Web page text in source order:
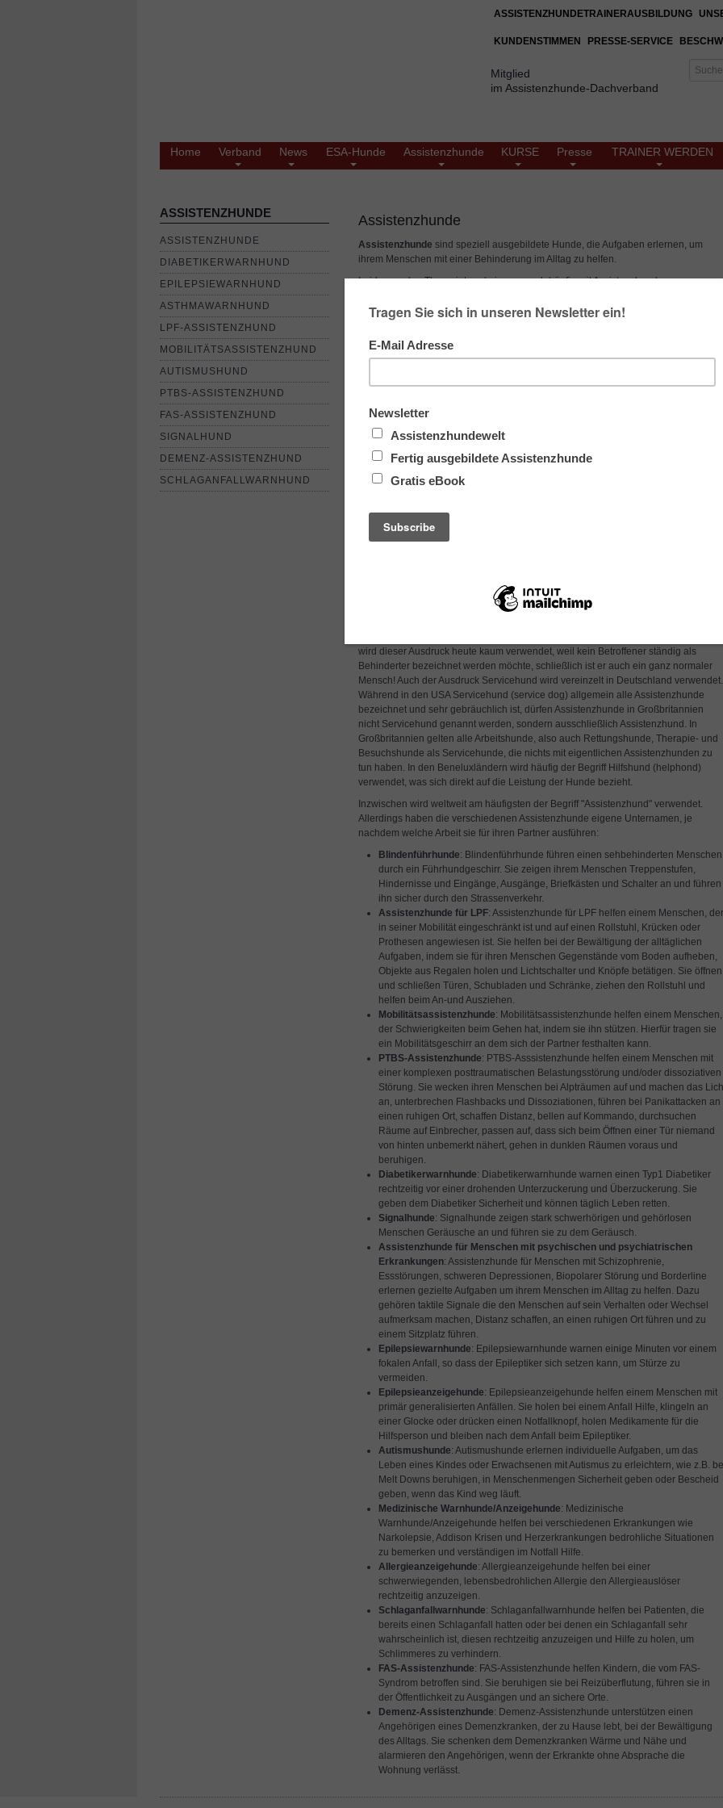
ASSISTENZHUNDETRAINERAUSBILDUNG
KUNDENSTIMMEN PRESSE-SERVICE
Mitglied
im Assistenzhunde-Dachverband
Home Verband News ESA-Hunde Assistenzhunde KURSE Presse TRAINER WERDEN
ASSISTENZHUNDE
ASSISTENZHUNDE
DIABETIKERWARNHUND
EPILEPSIEWARNHUND
ASTHMAWARNHUND
LPF-ASSISTENZHUND
MOBILITÄTSASSISTENZHUND
AUTISMUSHUND
PTBS-ASSISTENZHUND
FAS-ASSISTENZHUND
SIGNALHUND
DEMENZ-ASSISTENZHUND
SCHLAGANFALLWARNHUND
Assistenzhunde
Assistenzhunde sind speziell ausgebildete Hunde, die Aufgaben erlernen, um
ihrem Menschen mit einer Behinderung im Alltag zu helfen.
Leider werden Therapiehunde immer noch häufig mit Assistenzhunden
zu tun und sie haben - im Gegensatz zu Assistenzhunden - keinerlei Rechte in der
Assistenzhunde werden immer nur für einen Menschen ausgebildet und erlernen
mindestens drei Aufgaben, die die Behinderung des Partners direkt mindern. Das
in der Öffentlichkeit einhalten, zum Beispiel dürfen sie nicht schnüffeln und müssen
ausgebildet, um diese Anforderungen zu erfüllen. Sie begleiten ihren behinderten
Menschen 24 Stunden. Der Partner ist auf die Hilfe seines Assistenzhundes
angewiesen, wenn er einkaufen geht oder zum Arzt muss.
z. B. in einer Ergotherapiepraxis - eingesetzt. Hier helfen sie mehreren
Altenheime oder Kindergärten besuchen, helfen vielen verschiedenen Menschen.
Zuletzt werden auch Hunde, die bei einem Menschen mit einer Behinderung leben
und diesen durch ihre Anwesenheit emotional unterstützen, Therapiehunde
erfüllen nicht mindestens drei direkte Aufgaben für "ihren" Menschen mit einer
Behinderung. In den USA werden diese Hunde "emotional support dog"
Therapiehunde sind keine Assistenzhunde.
wird dieser Ausdruck heute kaum verwendet, weil kein Betroffener ständig als
Behinderter bezeichnet werden möchte, schließlich ist er auch ein ganz normaler
Mensch! Auch der Ausdruck Servicehund wird vereinzelt in Deutschland verwendet.
Während in den USA Servicehund (service dog) allgemein alle Assistenzhunde
bezeichnet und sehr gebräuchlich ist, dürfen Assistenzhunde in Großbritannien
nicht Servicehund genannt werden, sondern ausschließlich Assistenzhund. In
Großbritannien gelten alle Arbeitshunde, also auch Rettungshunde, Therapie- und
Besuchshunde als Servicehunde, die nichts mit eigentlichen Assistenzhunden zu
tun haben. In den Beneluxländern wird häufig der Begriff Hilfshund (helphond)
verwendet, was sich direkt auf die Leistung der Hunde bezieht.
Inzwischen wird weltweit am häufigsten der Begriff "Assistenzhund" verwendet.
Allerdings haben die verschiedenen Assistenzhunde eigene Unternamen, je
nachdem welche Arbeit sie für ihren Partner ausführen:
Blindenführhunde: Blindenführhunde führen einen sehbehinderten Menschen
durch ein Führhundgeschirr. Sie zeigen ihrem Menschen Treppenstufen,
Hindernisse und Eingänge, Ausgänge, Briefkästen und Schalter an und führen
ihn sicher durch den Strassenverkehr.
Assistenzhunde für LPF: Assistenzhunde für LPF helfen einem Menschen, der
in seiner Mobilität eingeschränkt ist und auf einen Rollstuhl, Krücken oder
Prothesen angewiesen ist. Sie helfen bei der Bewältigung der alltäglichen
Aufgaben, indem sie für ihren Menschen Gegenstände vom Boden aufheben,
Objekte aus Regalen holen und Lichtschalter und Knöpfe betätigen. Sie öffnen
und schließen Türen, Schubladen und Schränke, ziehen den Rollstuhl und
helfen beim An-und Ausziehen.
Mobilitätsassistenzhunde: Mobilitätsassistenzhunde helfen einem Menschen,
der Schwierigkeiten beim Gehen hat, indem sie ihn stützen. Hierfür tragen sie
ein Mobilitätsgeschirr an dem sich der Partner festhalten kann.
PTBS-Assistenzhunde: PTBS-Asssistenzhunde helfen einem Menschen mit
einer komplexen posttraumatischen Belastungsstörung und/oder dissoziativen
Störung. Sie wecken ihren Menschen bei Alpträumen auf und machen das
an, unterbrechen Flashbacks und Dissoziationen, führen bei Panikattacken an
einen ruhigen Ort, schaffen Distanz, bellen auf Kommando, durchsuchen
Räume auf Einbrecher, passen auf, dass sich beim Öffnen einer Tür niemand
von hinten unbemerkt nähert, gehen in dunklen Räumen voraus und
beruhigen.
Diabetikerwarnhunde: Diabetikerwarnhunde warnen einen Typ1 Diabetiker
rechtzeitig vor einer drohenden Unterzuckerung und Überzuckerung. Sie
geben dem Diabetiker Sicherheit und können täglich Leben retten.
Signalhunde: Signalhunde zeigen stark schwerhörigen und gehörlosen
Menschen Geräusche an und führen sie zu dem Geräusch.
Assistenzhunde für Menschen mit psychischen und psychiatrischen
Erkrankungen: Assistenzhunde für Menschen mit Schizophrenie,
Essstörungen, schweren Depressionen, Biopolarer Störung und Borderline
erlernen gezielte Aufgaben um ihrem Menschen im Alltag zu helfen. Dazu
gehören taktile Signale die den Menschen auf sein Verhalten oder Wechsel
aufmerksam machen, Distanz schaffen, an einen ruhigen Ort führen und zu
einem Sitzplatz führen.
Epilepsiewarnhunde: Epilepsiewarnhunde warnen einige Minuten vor einem
fokalen Anfall, so dass der Epileptiker sich setzen kann, um Stürze zu
vermeiden.
Epilepsieanzeigehunde: Epilepsieanzeigehunde helfen einem Menschen mit
primär generalisierten Anfällen. Sie holen bei einem Anfall Hilfe, klingeln an
einer Glocke oder drücken einen Notfallknopf, holen Medikamente für die
Hilfsperson und bleiben nach dem Anfall beim Epileptiker.
Autismushunde: Autismushunde erlernen individuelle Aufgaben, um das
Leben eines Kindes oder Erwachsenen mit Autismus zu erleichtern, wie z.B.
Melt Downs beruhigen, in Menschenmengen Sicherheit geben oder Bescheid
geben, wenn das Kind weg läuft.
Medizinische Warnhunde/Anzeigehunde: Medizinische
Warnhunde/Anzeigehunde helfen bei verschiedenen Erkrankungen wie
Narkolepsie, Addison Krisen und Herzerkrankungen bedrohliche Situationen
zu bemerken und verständigen im Notfall Hilfe.
Allergieanzeigehunde: Allergieanzeigehunde helfen bei einer
schwerwiegenden, lebensbedrohlichen Allergie den Allergieauslöser
rechtzeitig anzuzeigen.
Schlaganfallwarnhunde: Schlaganfallwarnhunde helfen bei Patienten, die
bereits einen Schlaganfall hatten oder bei denen ein Schlaganfall sehr
wahrscheinlich ist, diesen rechtzeitig anzuzeigen und Hilfe zu holen, um
Schlimmeres zu verhindern.
FAS-Assistenzhunde: FAS-Assistenzhunde helfen Kindern, die vom FAS-
Syndrom betroffen sind. Sie beruhigen sie bei Reizüberflutung, führen sie in
der Öffentlichkeit zu Ausgängen und an sichere Orte.
Demenz-Assistenzhunde: Demenz-Assistenzhunde unterstützen einen
Angehörigen eines Demenzkranken, der zu Hause lebt, bei der Bewältigung
des Alltags. Sie schenken dem Demenzkranken Wärme und Nähe und
alarmieren den Angehörigen, wenn der Erkrankte ohne Absprache die
Wohnung verlässt.